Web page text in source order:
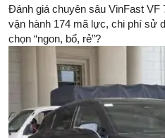
Đánh giá chuyên sâu VinFast VF
vận hành 174 mã lực, chi phí sử
chọn “ngon, bổ, rẻ”?